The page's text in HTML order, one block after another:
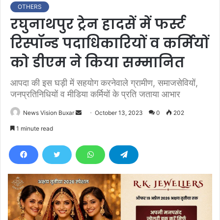
OTHERS
रघुनाथपुर ट्रेन हादसें में फर्स्ट
रिस्पॉन्ड पदाधिकारियों व कर्मियों
को डीएम ने किया सम्मानित
आपदा की इस घड़ी में सहयोग करनेवाले ग्रामीण, समाजसेवियों,
जनप्रतिनिधियों व मीडिया कर्मियों के प्रति जताया आभार
News Vision Buxar
d
e
m
a
October 13, 2023 0 202
1 minute read